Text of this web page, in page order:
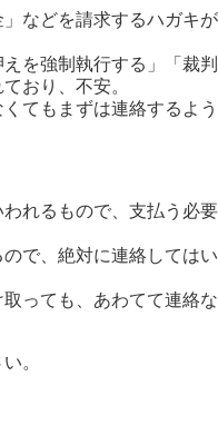
などを請求するハガキが
を強制執行する」「裁判
おり、不安。
てもまずは連絡するよう
れるもので、支払う必要
で、絶対に連絡してはい
っても、あわてて連絡な
。